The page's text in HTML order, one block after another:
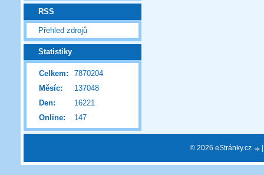
RSS
Přehled zdrojů
Statistiky
Online: 147
Celkem:
7870204
Měsíc:
137048
Den:
16221
© 2026 eStránky.cz